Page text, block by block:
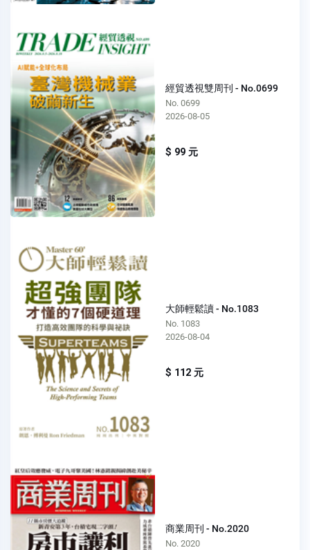
經貿透視雙周刊 - No.0699
No. 0699
2026-08-05
$ 99 元
大師輕鬆讀 - No.1083
No. 1083
2026-08-04
$ 112 元
商業周刊 - No.2020
No. 2020